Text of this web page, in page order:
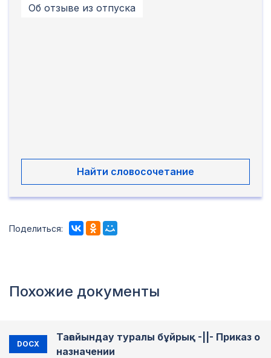
Об отзыве из отпуска
Найти словосочетание
Поделиться:
Похожие документы
DOCX
Тағайындау туралы бұйрық -||- Приказ о
назначении